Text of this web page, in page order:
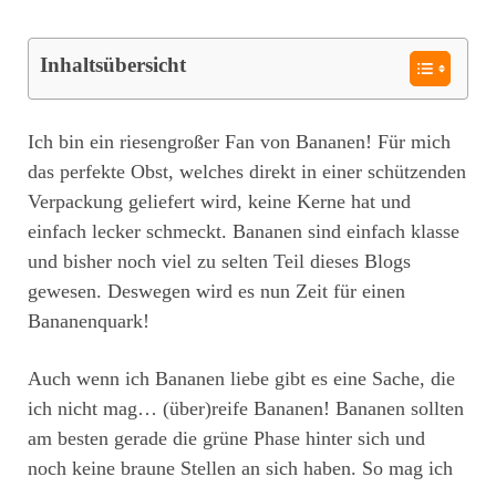
Inhaltsübersicht
Ich bin ein riesengroßer Fan von Bananen! Für mich
das perfekte Obst, welches direkt in einer schützenden
Verpackung geliefert wird, keine Kerne hat und
einfach lecker schmeckt. Bananen sind einfach klasse
und bisher noch viel zu selten Teil dieses Blogs
gewesen. Deswegen wird es nun Zeit für einen
Bananenquark!
Auch wenn ich Bananen liebe gibt es eine Sache, die
ich nicht mag… (über)reife Bananen! Bananen sollten
am besten gerade die grüne Phase hinter sich und
noch keine braune Stellen an sich haben. So mag ich